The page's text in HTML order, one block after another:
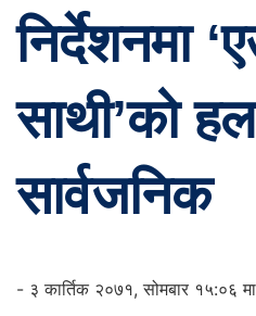
निर्देशनमा
साथी’को
सार्वजनिक
- ३ कार्तिक २०७१, सोमबार १५:०६